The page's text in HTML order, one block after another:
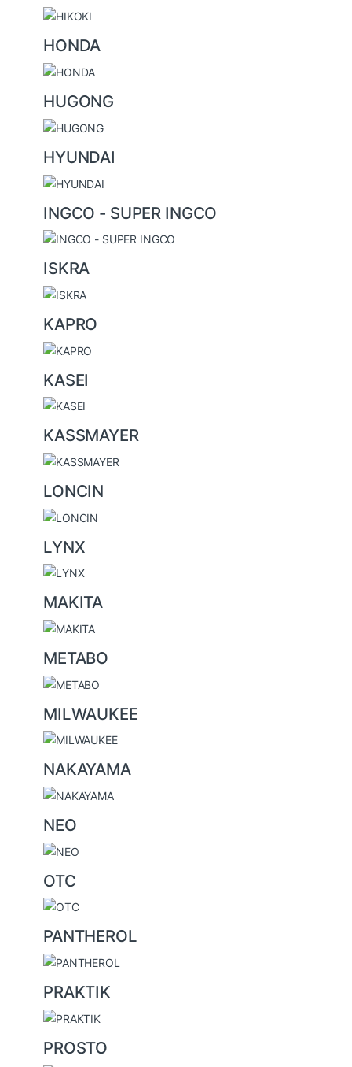
HONDA
HUGONG
HYUNDAI
INGCO - SUPER INGCO
ISKRA
KAPRO
KASEI
KASSMAYER
LONCIN
LYNX
MAKITA
METABO
MILWAUKEE
NAKAYAMA
NEO
OTC
PANTHEROL
PRAKTIK
PROSTO